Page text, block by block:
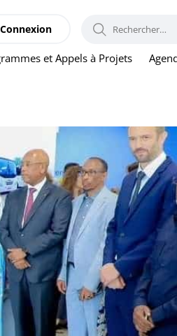
et Appels à Projets
Connexion RECHERCHER :